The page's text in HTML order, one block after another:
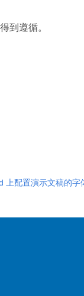
到遵循。
上配置演示文稿的字